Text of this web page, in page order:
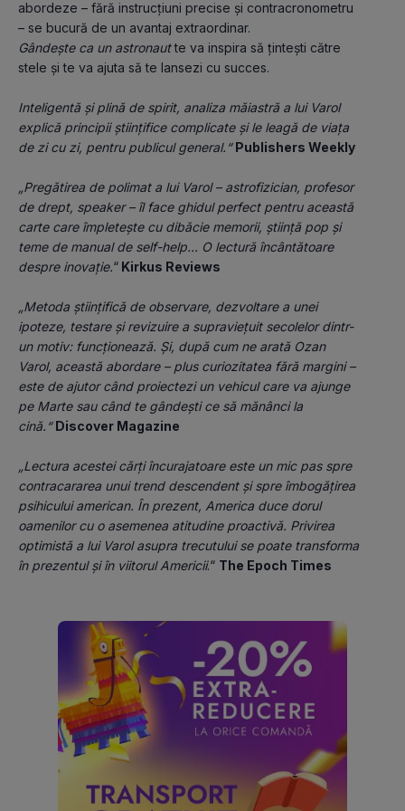
abordeze – fără instrucțiuni precise și contracronometru
– se bucură de un avantaj extraordinar.
Gândește ca un astronaut te va inspira să țintești către
stele și te va ajuta să te lansezi cu succes.
Inteligentă și plină de spirit, analiza măiastră a lui Varol
explică principii științifice complicate și le leagă de viața
de zi cu zi, pentru publicul general.“ Publishers Weekly
„Pregătirea de polimat a lui Varol – astrofizician, profesor
de drept, speaker – îl face ghidul perfect pentru această
carte care împletește cu dibăcie memorii, știință pop și
teme de manual de self-help... O lectură încântătoare
despre inovație.“ Kirkus Reviews
„Metoda științifică de observare, dezvoltare a unei
ipoteze, testare și revizuire a supraviețuit secolelor dintr-
un motiv: funcționează. Și, după cum ne arată Ozan
Varol, această abordare – plus curiozitatea fără margini –
este de ajutor când proiectezi un vehicul care va ajunge
pe Marte sau când te gândești ce să mănânci la
cină.“ Discover Magazine
„Lectura acestei cărți încurajatoare este un mic pas spre
contracararea unui trend descendent și spre îmbogățirea
psihicului american. În prezent, America duce dorul
oamenilor cu o asemenea atitudine proactivă. Privirea
optimistă a lui Varol asupra trecutului se poate transforma
în prezentul și în viitorul Americii.“ The Epoch Times